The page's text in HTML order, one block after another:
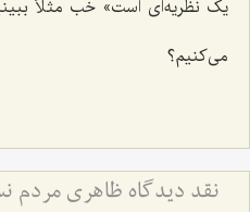
یک نظریه‌ای است» خب مثلاً
می‌کنیم؟